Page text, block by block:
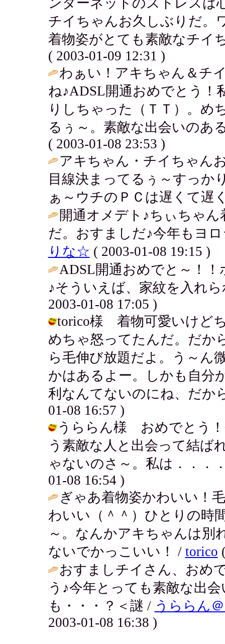
チイちゃんお久しぶりだ。
着物姿がとても素敵なチイ
( 2003-01-09 12:31 )
わぁい！アキちゃん＆チ
ね♪ADSL開通おめでとう！
りしちゃった（ＴＴ）。め
るぅ～。素敵な出会いのあ
( 2003-01-08 23:53 )
アキちゃん・チイちゃん
目線決まってるぅ～すっか
ぁ～ウチのＰＣは遅くて遅
開通オメデト♪ちぃちゃ
だ。おすましだ♪今年もヨ
りな☆ ( 2003-01-08 19:15 )
ADSL開通おめでと～！
♪そういえば、家紋を入れ
2003-01-08 17:05 )
torico様 着物可愛いけど
めちゃ怒ってたんだ。だか
ら毛伸び放題だよ。う～ん
かはあるよー。しかも自分
利なんてないのにね、だか
01-08 16:57 )
うららん様 おめでとう！
う素敵な人と出会って結ば
ゃないのさ～。私は．．．
01-08 16:54 )
ぎゃあ着物姿かわいい！
わいい（＾＾）ひとりの時
～。なんかアキちゃんは別
ないでかっこいい！ / torico
おすましチイさん、おめ
う♪今年とっても素敵な出
も・・・？＜謎 / うららん
2003-01-08 16:38 )